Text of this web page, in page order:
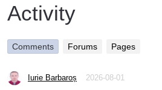
Activity
Comments Forums Pages
Iurie Barbaroș 2026-08-01